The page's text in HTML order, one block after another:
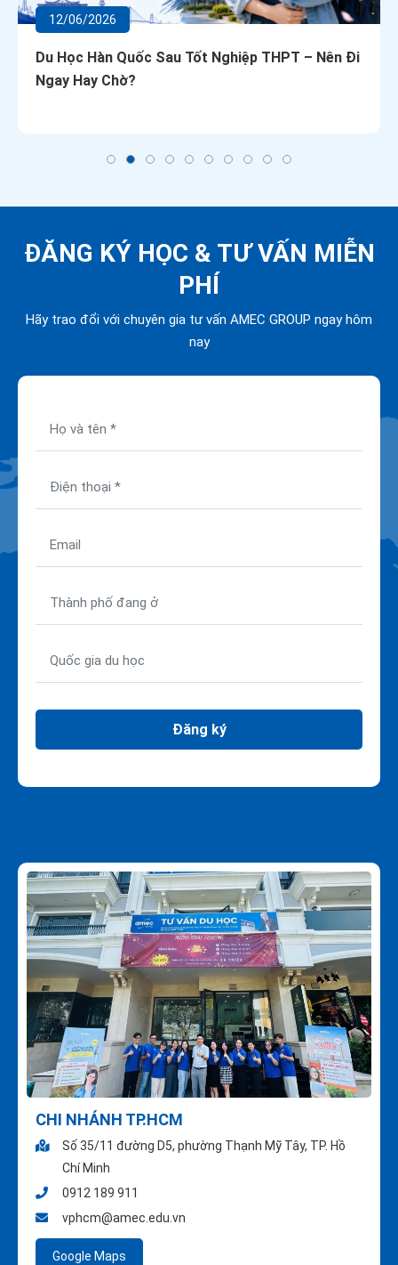
12/06/2026
Du Học Hàn Quốc Sau Tốt Nghiệp THPT – Nên Đi
Ngay Hay Chờ?
ĐĂNG KÝ HỌC & TƯ VẤN MIỄN
PHÍ
Hãy trao đổi với chuyên gia tư vấn AMEC GROUP ngay hôm
nay
Đăng ký
CHI NHÁNH TP.HCM
Số 35/11 đường D5, phường Thạnh Mỹ Tây, TP. Hồ
Chí Minh
0912 189 911
vphcm@amec.edu.vn
Google Maps